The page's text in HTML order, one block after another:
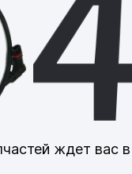
ждет вас в